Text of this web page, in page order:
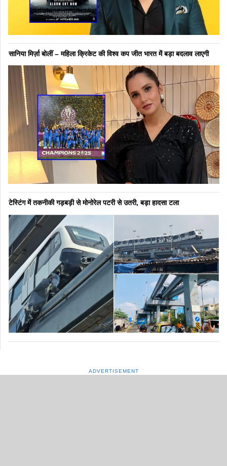
सानिया मिर्ज़ा बोलीं – महिला क्रिकेट की विश्व कप जीत भारत में बड़ा बदलाव लाएगी
टेस्टिंग में तकनीकी गड़बड़ी से मोनोरेल पटरी से उतरी, बड़ा हादसा टला
ADVERTISEMENT